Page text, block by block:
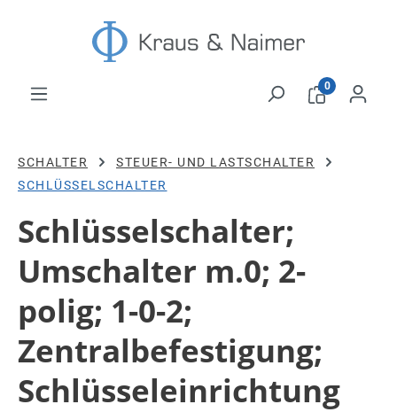
Zum Hauptinhalt springen
0
SCHALTER
STEUER- UND LASTSCHALTER
SCHLÜSSELSCHALTER
Schlüsselschalter;
Umschalter m.0; 2-
polig; 1-0-2;
Zentralbefestigung;
Schlüsseleinrichtung